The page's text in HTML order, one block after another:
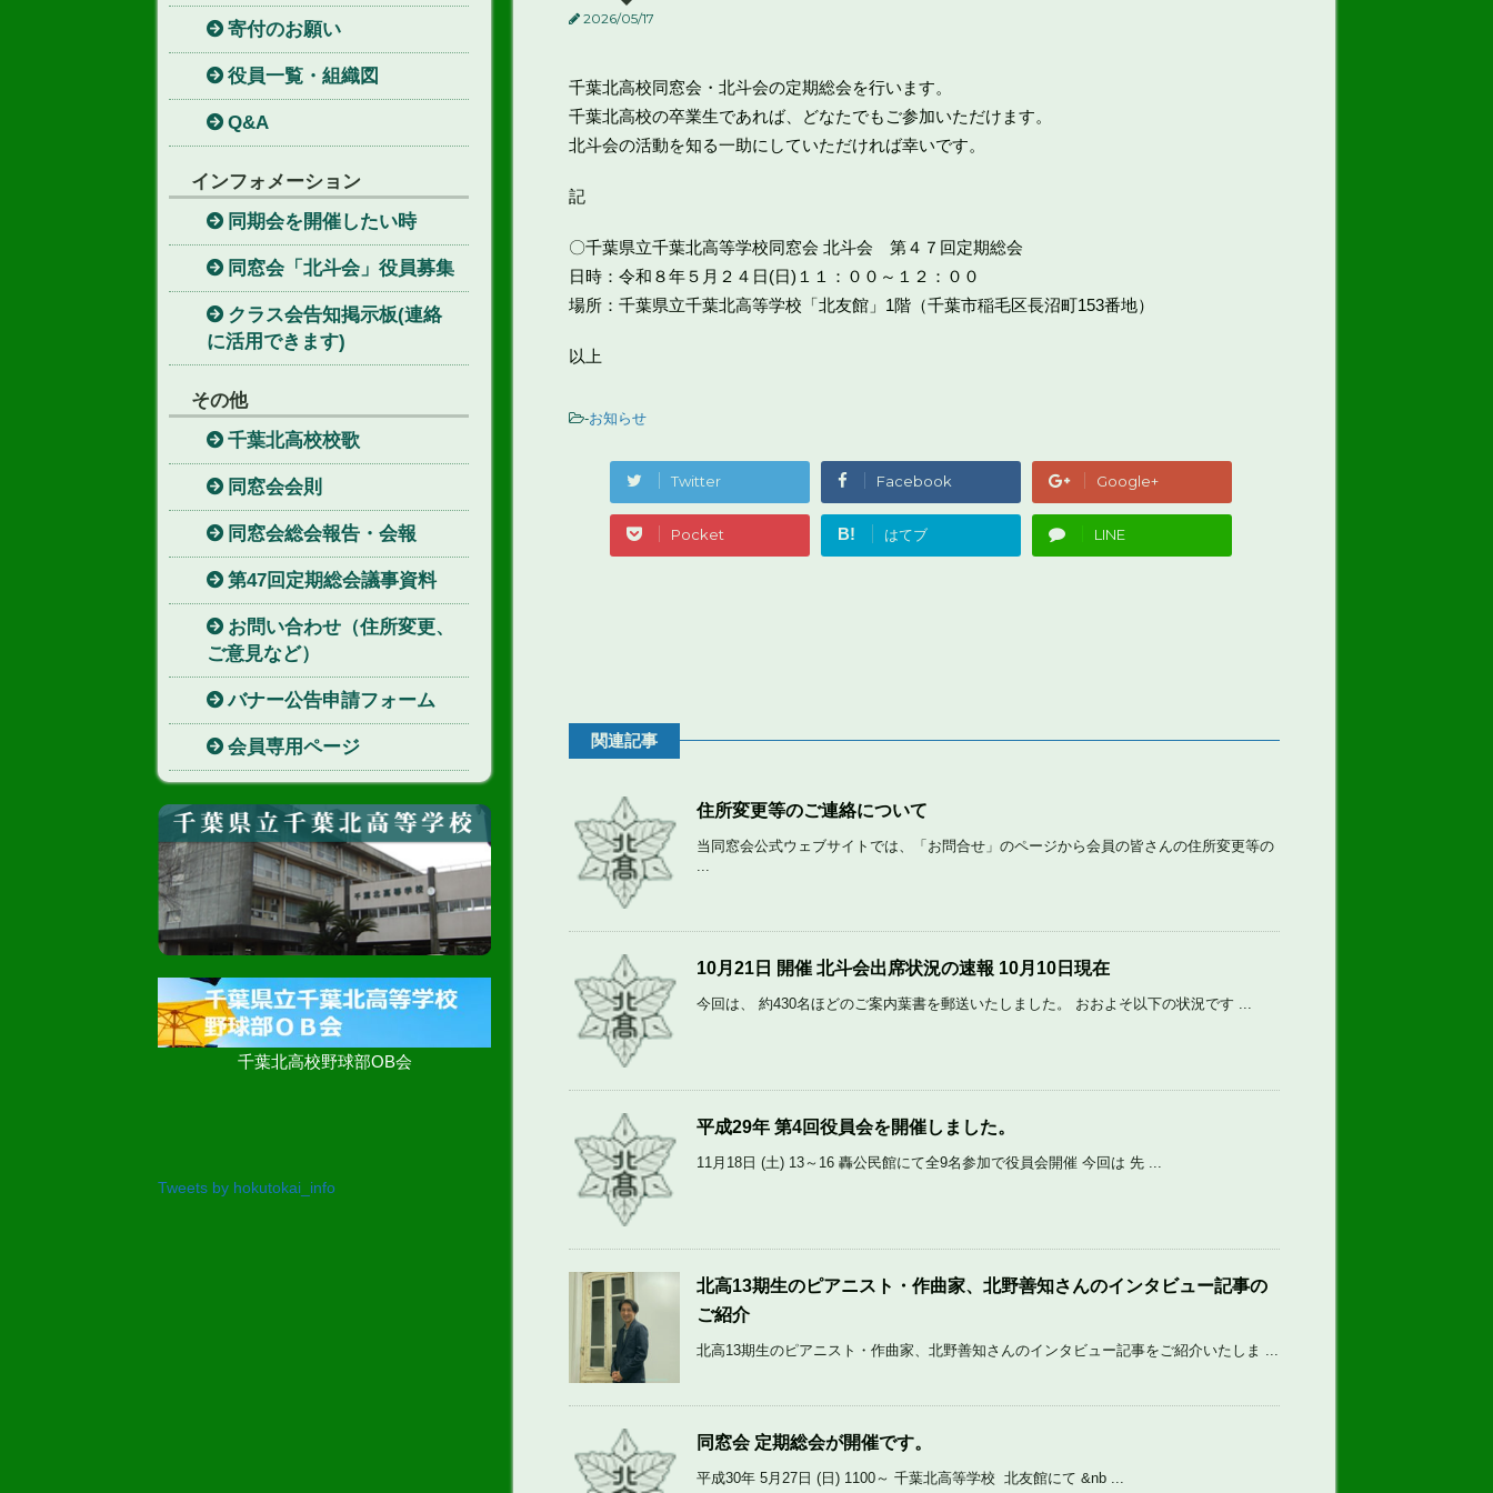
2026/05/17
千葉北高校同窓会・北斗会の定期総会を行います。
千葉北高校の卒業生であれば、どなたでもご参加いただけます。
北斗会の活動を知る一助にしていただければ幸いです。
記
〇千葉県立千葉北高等学校同窓会 北斗会 第４７回定期総会
日時：令和８年５月２４日(日)１１：００～１２：００
場所：千葉県立千葉北高等学校「北友館」1階（千葉市稲毛区長沼町153番地）
以上
-お知らせ
Twitter Facebook Google+
Pocket B! はてブ LINE
関連記事
住所変更等のご連絡について
当同窓会公式ウェブサイトでは、「お問合せ」のページから会員の皆さんの住所変更等の
10月21日 開催 北斗会出席状況の速報 10月10日現在
今回は、 約430名ほどのご案内葉書を郵送いたしました。 おおよそ以下の状況です ...
平成29年 第4回役員会を開催しました。
11月18日 (土) 13～16 轟公民館にて全9名参加で役員会開催 今回は 先 ...
北高13期生のピアニスト・作曲家、北野善知さんのインタビュー記事の
ご紹介
北高13期生のピアニスト・作曲家、北野善知さんのインタビュー記事をご紹介いたしま ...
同窓会 定期総会が開催です。
平成30年 5月27日 (日) 1100～ 千葉北高等学校 北友館にて &nb ...
寄付のお願い
役員一覧・組織図
Q&A
インフォメーション
同期会を開催したい時
同窓会「北斗会」役員募集
クラス会告知掲示板(連絡
に活用できます)
その他
千葉北高校校歌
同窓会会則
同窓会総会報告・会報
第47回定期総会議事資料
お問い合わせ（住所変更、
ご意見など）
バナー公告申請フォーム
会員専用ページ
千葉北高校野球部OB会
Tweets by hokutokai_info